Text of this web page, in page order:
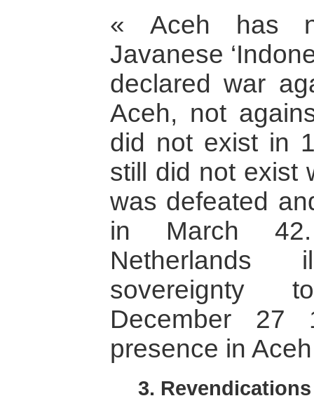
« Aceh has
Javanese
declared war
Aceh, not
did not exist in
still did not exist
was defeated
in March
Netherlands
sovereignty
December
presence in
3.